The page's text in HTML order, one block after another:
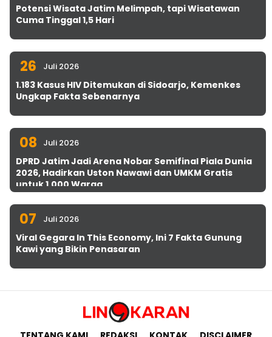
Potensi Wisata Jatim Melimpah, tapi Wisatawan
Cuma Tinggal 1,5 Hari
26 Juli 2026
1.183 Kasus HIV Ditemukan di Sidoarjo, Kemenkes
Ungkap Fakta Sebenarnya
08 Juli 2026
DPRD Jatim Jadi Arena Nobar Semifinal Piala Dunia
2026, Hadirkan Uston Nawawi dan UMKM Gratis
untuk 1.000 Warga
07 Juli 2026
Viral Gegara In This Economy, Ini 7 Fakta Gunung
Kawi yang Bikin Penasaran